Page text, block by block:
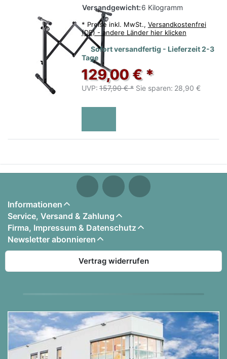
Versandgewicht:6 Kilogramm
* Preise inkl. MwSt., Versandkostenfrei
(DE) - andere Länder hier klicken
Sofort versandfertig - Lieferzeit 2-3
Tage
129,00 € *
UVP: 157,90 € * Sie sparen: 28,90 €
Informationen
Service, Versand & Zahlung
Firma, Impressum & Datenschutz
Newsletter abonnieren
Vertrag widerrufen